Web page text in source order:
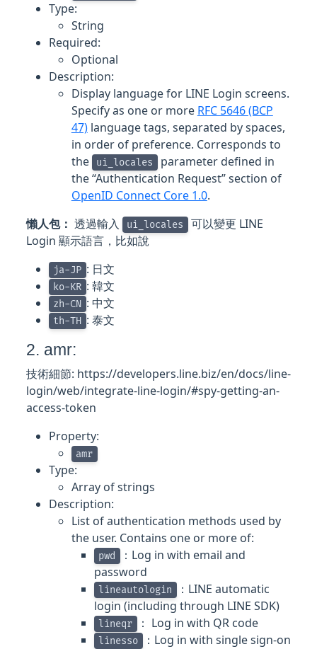
Type:
String
Required:
Optional
Description:
Display language for LINE Login screens.
Specify as one or more RFC 5646 (BCP
47)language tags, separated by spaces,
in order of preference. Corresponds to
the
ui_locales parameter defined in
the “Authentication Request” section of
OpenID Connect Core 1.0.
懶人包： 透過輸入 ui_locales 可以變更 LINE
Login 顯示語言，比如說
ja-JP : 日文
ko-KR : 韓文
zh-CN : 中文
th-TH : 泰文
2. amr:
技術細節: https://developers.line.biz/en/docs/line-
login/web/integrate-line-login/#spy-getting-an-
access-token
Property:
amr
Type:
Array of strings
Description:
List of authentication methods used by
the user. Contains one or more of:
pwd ：Log in with email and
password
lineautologin ：LINE automatic
login (including through LINE SDK)
lineqr ： Log in with QR code
linesso ：Log in with single sign-on